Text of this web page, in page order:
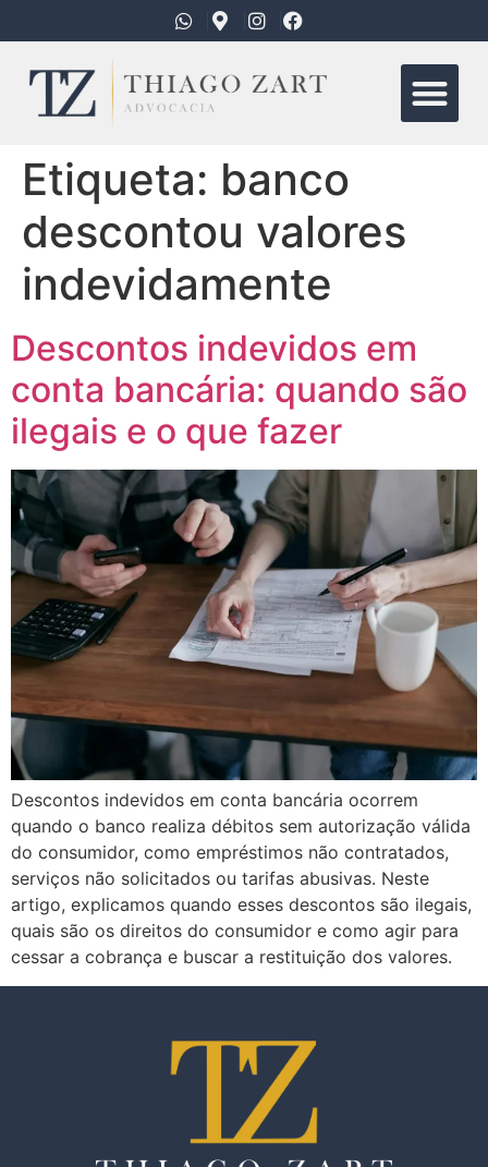
Etiqueta: banco
descontou valores
indevidamente
Descontos indevidos em
conta bancária: quando são
ilegais e o que fazer
Descontos indevidos em conta bancária ocorrem
quando o banco realiza débitos sem autorização válida
do consumidor, como empréstimos não contratados,
serviços não solicitados ou tarifas abusivas. Neste
artigo, explicamos quando esses descontos são ilegais,
quais são os direitos do consumidor e como agir para
cessar a cobrança e buscar a restituição dos valores.